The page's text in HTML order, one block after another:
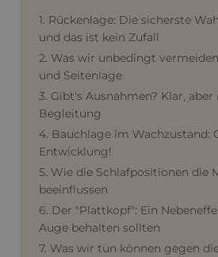
1. Rückenlage: Die sicherste
und das ist kein Zufall
2. Was wir unbedingt
und Seitenlage
3. Gibt's Ausnahmen? Klar,
Begleitung
4. Bauchlage im Wachzustand:
Entwicklung!
5. Wie die Schlafpositionen die
beeinflussen
6. Der "Plattkopf": Ein
Auge behalten sollten
7. Was wir tun können gegen